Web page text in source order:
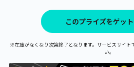
このプライズをゲッ
※在庫がなくなり次第終了となります。サービスサイト
い。